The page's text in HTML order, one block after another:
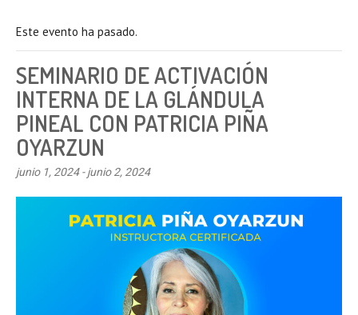
Este evento ha pasado.
SEMINARIO DE ACTIVACIÓN
INTERNA DE LA GLÁNDULA
PINEAL CON PATRICIA PIÑA
OYARZUN
junio 1, 2024-junio 2, 2024